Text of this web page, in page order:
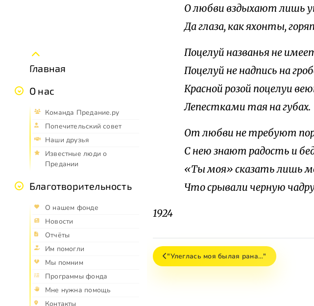
Главная
О нас
Команда Предание.ру
Попечительский совет
Наши друзья
Известные люди о
Предании
Благотворительность
О нашем фонде
Новости
Отчёты
Им помогли
Мы помним
Программы фонда
Мне нужна помощь
Контакты
О любви вздыхают лишь
Да глаза, как яхонты,
Поцелуй названья не
Поцелуй не надпись на
Красной розой поцелуи
Лепестками тая на губах.
От любви не требуют
С нею знают радость и
«Ты моя» сказать лишь
Что срывали черную
1924
"Улеглась моя былая рана…"